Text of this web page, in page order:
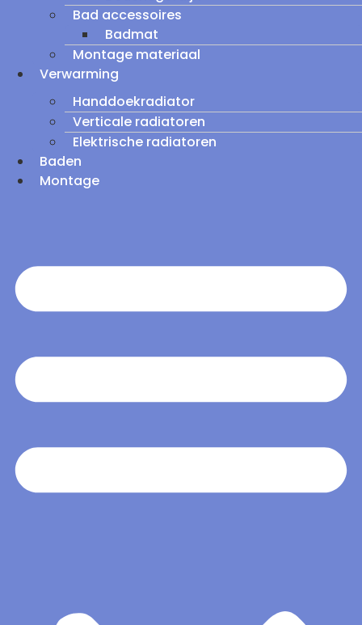
Bad accessoires
Badmat
Montage materiaal
Verwarming
Handdoekradiator
Verticale radiatoren
Elektrische radiatoren
Baden
Montage